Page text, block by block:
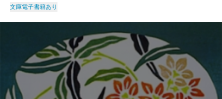
文庫電子書籍あり